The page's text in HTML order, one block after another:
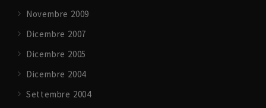
Novembre 2009
Dicembre 2007
Dicembre 2005
Dicembre 2004
Settembre 2004